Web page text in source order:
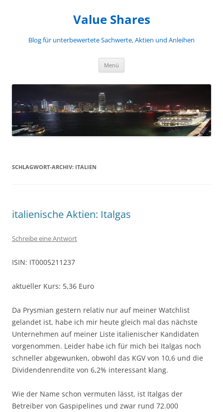
Value Shares
Blog für unterbewertete Sachwerte, Aktien und Anleihen
Menü
SCHLAGWORT-ARCHIV: ITALIEN
italienische Aktien: Italgas
Schreibe eine Antwort
ISIN: IT0005211237
aktueller Kurs: 5,36 Euro
Da Prysmian gestern relativ nur auf meiner Watchlist
gelandet ist, habe ich mir heute gleich mal das nächste
Unternehmen auf meiner Liste italienischer Kandidaten
vorgenommen. Leider habe ich für mich bei Italgas noch
schneller abgewunken, obwohl das KGV von 10,6 und die
Dividendenrendite von 6,2% interessant klang.
Wie der Name schon vermuten lässt, ist Italgas der
Betreiber von Gaspipelines und zwar rund 72.000